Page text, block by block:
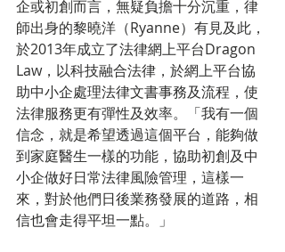
企或初創而言，無疑負擔十分沉重，律
師出身的黎曉洋（Ryanne）有見及此，
於2013年成立了法律網上平台Dragon
Law，以科技融合法律，於網上平台協
助中小企處理法律文書事務及流程，使
法律服務更有彈性及效率。「我有一個
信念，就是希望透過這個平台，能夠做
到家庭醫生一樣的功能，協助初創及中
小企做好日常法律風險管理，這樣一
來，對於他們日後業務發展的道路，相
信也會走得平坦一點。」